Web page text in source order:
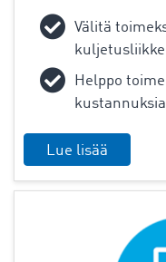
Välitä
Helppo
kustannuksia
Lue lisää